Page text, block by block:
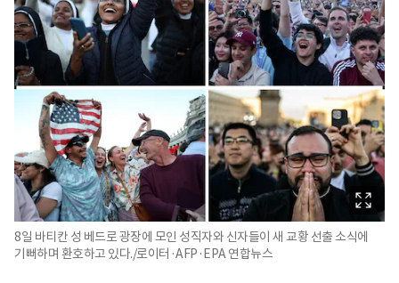
8일 바티칸 성 베드로 광장에 모인 성직자와 신자들이 새 교황 선출 소식에
기뻐하며 환호하고 있다./로이터·AFP·EPA 연합뉴스